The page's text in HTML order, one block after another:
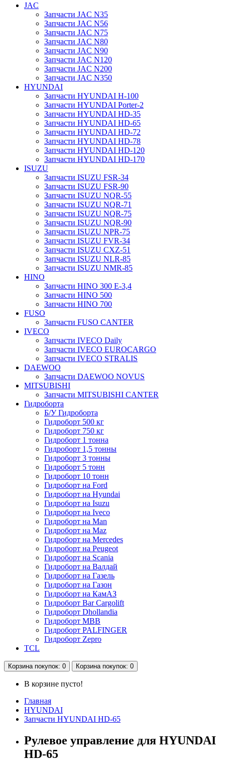
JAC
Запчасти JAC N35
Запчасти JAC N56
Запчасти JAC N75
Запчасти JAC N80
Запчасти JAC N90
Запчасти JAC N120
Запчасти JAC N200
Запчасти JAC N350
HYUNDAI
Запчасти HYUNDAI H-100
Запчасти HYUNDAI Porter-2
Запчасти HYUNDAI HD-35
Запчасти HYUNDAI HD-65
Запчасти HYUNDAI HD-72
Запчасти HYUNDAI HD-78
Запчасти HYUNDAI HD-120
Запчасти HYUNDAI HD-170
ISUZU
Запчасти ISUZU FSR-34
Запчасти ISUZU FSR-90
Запчасти ISUZU NQR-55
Запчасти ISUZU NQR-71
Запчасти ISUZU NQR-75
Запчасти ISUZU NQR-90
Запчасти ISUZU NPR-75
Запчасти ISUZU FVR-34
Запчасти ISUZU CXZ-51
Запчасти ISUZU NLR-85
Запчасти ISUZU NMR-85
HINO
Запчасти HINO 300 E-3,4
Запчасти HINO 500
Запчасти HINO 700
FUSO
Запчасти FUSO CANTER
IVECO
Запчасти IVECO Daily
Запчасти IVECO EUROCARGO
Запчасти IVECO STRALIS
DAEWOO
Запчасти DAEWOO NOVUS
MITSUBISHI
Запчасти MITSUBISHI CANTER
Гидроборта
Б/У Гидроборта
Гидроборт 500 кг
Гидроборт 750 кг
Гидроборт 1 тонна
Гидроборт 1,5 тонны
Гидроборт 3 тонны
Гидроборт 5 тонн
Гидроборт 10 тонн
Гидроборт на Ford
Гидроборт на Hyundai
Гидроборт на Isuzu
Гидроборт на Iveco
Гидроборт на Man
Гидроборт на Maz
Гидроборт на Mercedes
Гидроборт на Peugeot
Гидроборт на Scania
Гидроборт на Валдай
Гидроборт на Газель
Гидроборт на Газон
Гидроборт на КамАЗ
Гидроборт Bar Cargolift
Гидроборт Dhollandia
Гидроборт MBB
Гидроборт PALFINGER
Гидроборт Zepro
TCL
Корзина покупок: 0 Корзина покупок: 0
В корзине пусто!
Главная
HYUNDAI
Запчасти HYUNDAI HD-65
Рулевое управление для HYUNDAI
HD-65